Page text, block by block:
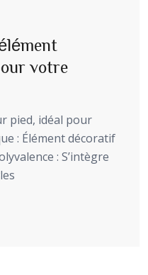
votre
pied, idéal pour
: Élément décoratif
: S’intègre